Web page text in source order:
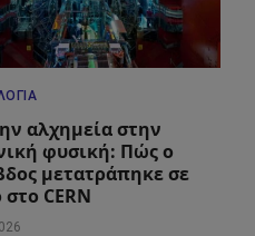
αλχημεία στην
φυσική: Πώς ο
μετατράπηκε σε
CERN